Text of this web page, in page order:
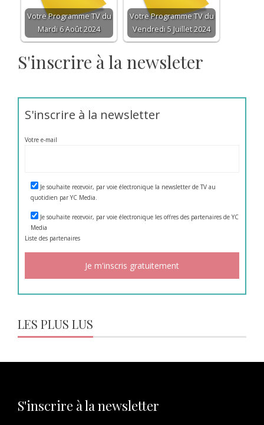
Votre Programme TV du
Mardi 6 Août 2024
Votre Programme TV du
Vendredi 5 Juillet 2024
S'inscrire à la newsleter
S'inscrire à la newsletter
Votre e-mail
Je souhaite recevoir, par voie électronique la newsletter de TV au
quotidien par YC Media.
Je souhaite recevoir, par voie électronique les offres des partenaires de YC
Media
Liste des partenaires
LES PLUS LUS
S'inscrire à la newsletter